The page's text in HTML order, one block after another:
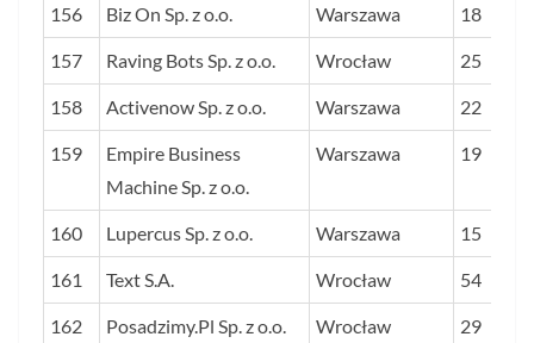
156 Biz On Sp. z o.o. Warszawa 18
157 Raving Bots Sp. z o.o. Wrocław 25
158 Activenow Sp. z o.o. Warszawa 22
159
Empire Business
Machine Sp. z o.o.
Warszawa 19
160 Lupercus Sp. z o.o. Warszawa 15
161 Text S.A. Wrocław 54
162 Posadzimy.Pl Sp. z o.o. Wrocław 29